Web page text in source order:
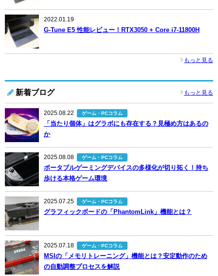
2022.01.19
G-Tune E5 性能レビュー！RTX3050 + Core i7-11800H
もっと見る
新着ブログ もっと見る
2025.08.22 ゲーム・PCコラム
「当たり個体」はグラボにも存在する？見極め方はあるの
か
2025.08.08 ゲーム・PCコラム
ポータブルゲーミングデバイスの多様化が切り拓く！持ち
歩ける本格ゲーム環境
2025.07.25 ゲーム・PCコラム
グラフィックボードの「PhantomLink」機能とは？
2025.07.18 ゲーム・PCコラム
MSIの「メモリトレーニング」機能とは？安定動作のため
の自動調整プロセスを解説